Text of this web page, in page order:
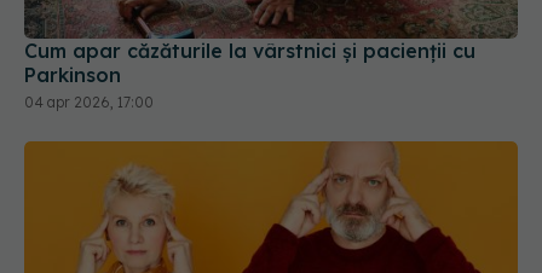
Cum apar căzăturile la vârstnici și pacienții cu
Parkinson
04 apr 2026, 17:00